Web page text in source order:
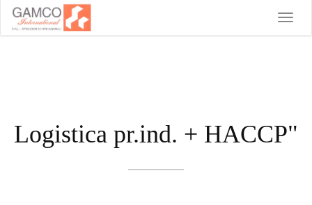
Toggle
Logistica pr.ind. + HACCP"